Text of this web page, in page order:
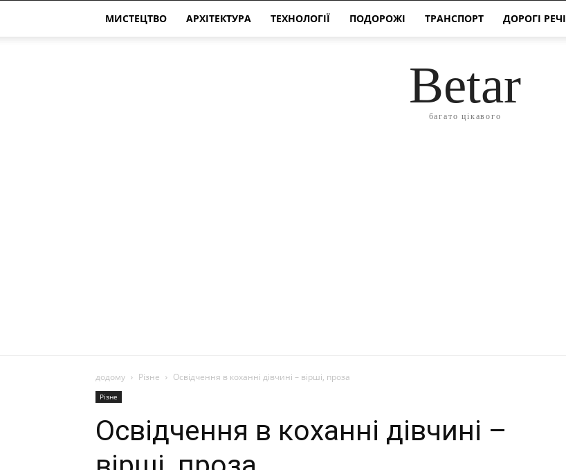
МИСТЕЦТВО АРХІТЕКТУРА ТЕХНОЛОГІЇ ПОДОРОЖІ ТРАНСПОРТ ДОРОГІ РЕЧІ
Betar
багато цікавого
додому Різне Освідчення в коханні дівчині – вірші, проза
Різне
Освідчення в коханні дівчині –